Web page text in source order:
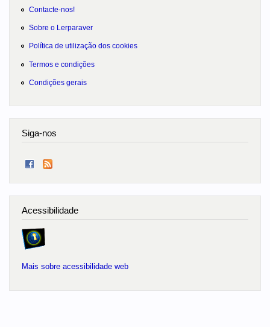
Contacte-nos!
Sobre o Lerparaver
Política de utilização dos cookies
Termos e condições
Condições gerais
Siga-nos
Acessibilidade
Mais sobre acessibilidade web